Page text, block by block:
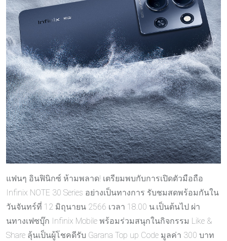
แฟนๆ อินฟินิกซ์ ห้ามพลาด! เตรียมพบกับการเปิดตัวมือถือ
Infinix NOTE 30 Series อย่างเป็นทางการ รับชมสดพร้อมกันใน
วันจันทร์ที่ 12 มิถุนายน 2566 เวลา 18.00 น.เป็นต้นไป ผ่า
นทางเฟซบุ๊ก Infinix Mobile พร้อมร่วมสนุกในกิจกรรม Like &
Share ลุ้นเป็นผู้โชคดีรับ Garana Top up Code มูลค่า 300 บาท